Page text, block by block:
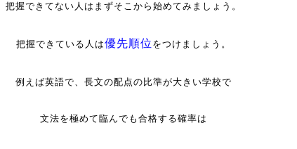
把握できてない人はまずそこから始めてみましょう。
把握できている人は優先順位 をつけましょう。
例えば英語で、長文の配点の比準が大きい学校で
文法を極めて臨んでも合格する確率は